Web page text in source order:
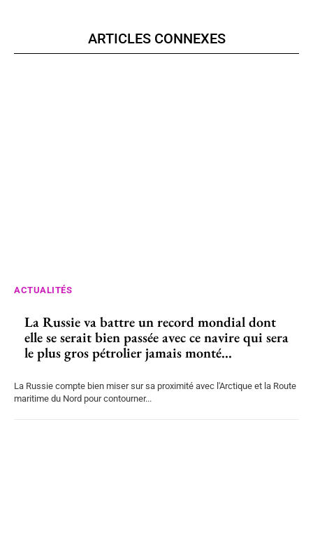
ARTICLES CONNEXES
ACTUALITÉS
La Russie va battre un record mondial dont
elle se serait bien passée avec ce navire qui sera
le plus gros pétrolier jamais monté...
La Russie compte bien miser sur sa proximité avec l'Arctique et la Route
maritime du Nord pour contourner...